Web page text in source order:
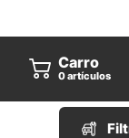
Carro
0artículos